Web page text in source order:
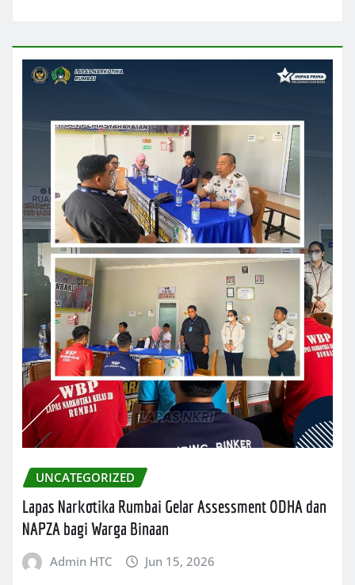
UNCATEGORIZED
Lapas Narkotika Rumbai Gelar Assessment ODHA dan
NAPZA bagi Warga Binaan
Admin HTC Jun 15, 2026